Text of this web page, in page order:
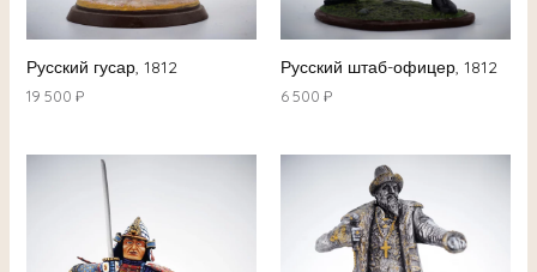
Русский гусар, 1812
19 500 ₽
Русский штаб-офицер, 1812
6 500 ₽